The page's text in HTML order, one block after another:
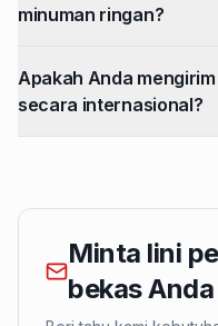
minuman ringan?
Apakah Anda
secara internasional?
Minta lini
bekas Anda